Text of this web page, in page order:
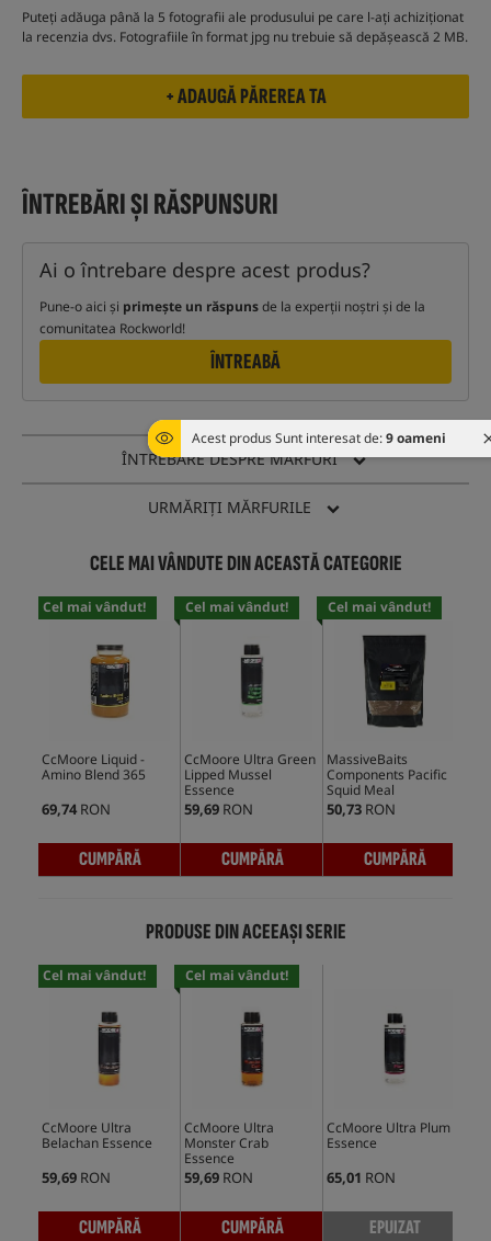
Acest produs Sunt interesat de:9 oameni
Puteți adăuga până la 5 fotografii ale produsului pe care l-ați achiziționat
la recenzia dvs. Fotografiile în format jpg nu trebuie să depășească 2 MB.
ÎNTREBĂRI ȘI RĂSPUNSURI
Ai o întrebare despre acest produs?
Pune-o aici și primește un răspunsde la experții noștri și de la
comunitatea Rockworld!
ÎNTREABĂ
ÎNTREBARE DESPRE MĂRFURI
URMĂRIȚI MĂRFURILE
CELE MAI VÂNDUTE DIN ACEASTĂ CATEGORIE
Cel mai vândut!
CcMoore Liquid -
Amino Blend 365
69,74 RON
CUMPĂRĂ
Cel mai vândut!
CcMoore Ultra Green
Lipped Mussel
Essence
59,69 RON
CUMPĂRĂ
Cel mai vândut!
MassiveBaits
Components Pacific
Squid Meal
50,73 RON
CUMPĂRĂ
PRODUSE DIN ACEEAȘI SERIE
Cel mai vândut!
CcMoore Ultra
Belachan Essence
59,69 RON
CUMPĂRĂ
Cel mai vândut!
CcMoore Ultra
Monster Crab
Essence
59,69 RON
CUMPĂRĂ
CcMoore Ultra Plum
Essence
65,01 RON
EPUIZAT